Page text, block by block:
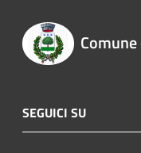
SEGUICI SU